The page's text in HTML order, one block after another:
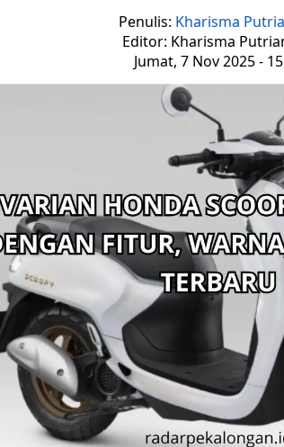
Penulis: Kharisma
Editor: Kharisma
Jumat, 7 Nov 2025 -